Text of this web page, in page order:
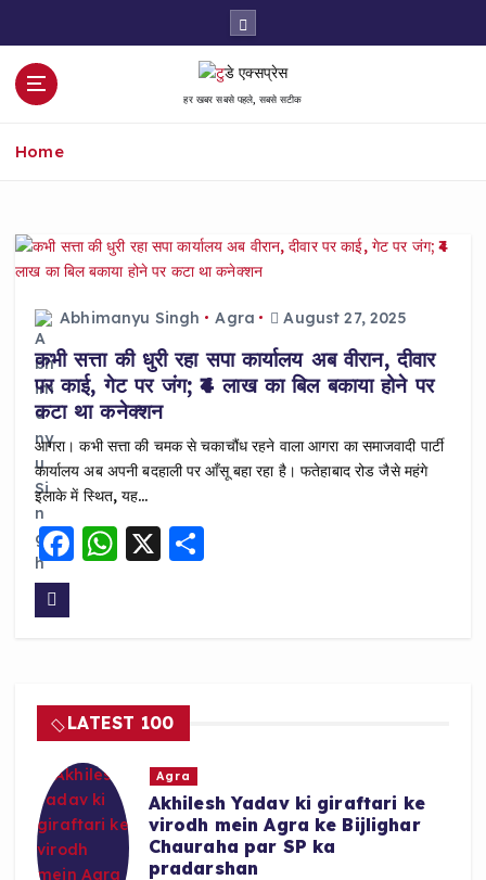
हर खबर सबसे पहले, सबसे सटीक
Home
Abhimanyu Singh Agra August 27, 2025
कभी सत्ता की धुरी रहा सपा कार्यालय अब वीरान, दीवार
पर काई, गेट पर जंग; ₹4 लाख का बिल बकाया होने पर
कटा था कनेक्शन
आगरा। कभी सत्ता की चमक से चकाचौंध रहने वाला आगरा का समाजवादी पार्टी
कार्यालय अब अपनी बदहाली पर आँसू बहा रहा है। फतेहाबाद रोड जैसे महंगे
इलाके में स्थित, यह…
F
o
o
k
W
p
p
X S
LATEST 100
Agra
Akhilesh Yadav ki giraftari ke
virodh mein Agra ke Bijlighar
Chauraha par SP ka
pradarshan